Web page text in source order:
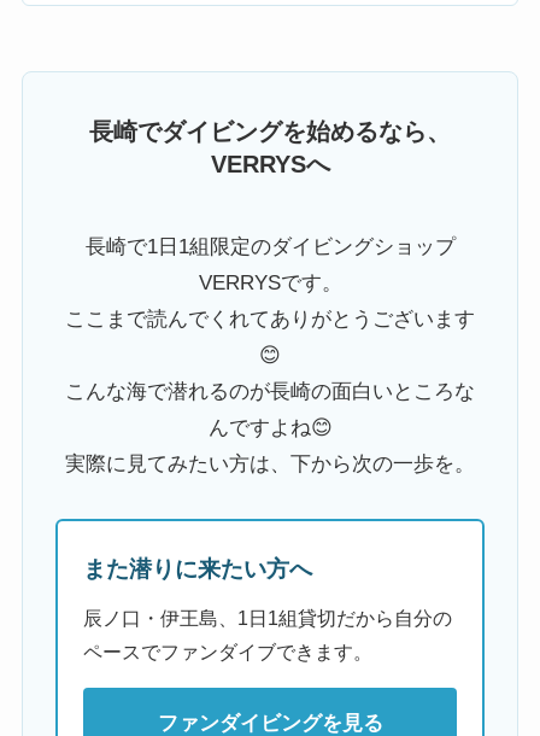
長崎でダイビングを始めるなら、
VERRYSへ
長崎で1日1組限定のダイビングショップ
VERRYSです。
ここまで読んでくれてありがとうございます
😊
こんな海で潜れるのが長崎の面白いところな
んですよね😊
実際に見てみたい方は、下から次の一歩を。
また潜りに来たい方へ
辰ノ口・伊王島、1日1組貸切だから自分の
ペースでファンダイブできます。
ファンダイビングを見る